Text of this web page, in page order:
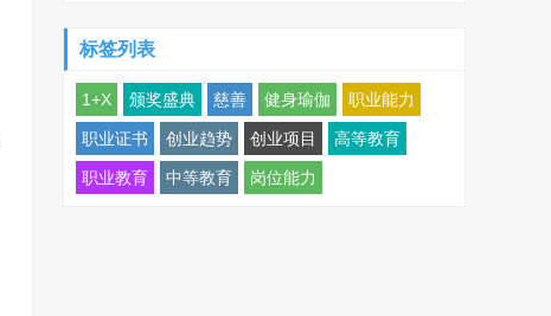
标签列表
1+X 颁奖盛典 慈善 健身瑜伽 职业能力
职业证书 创业趋势 创业项目 高等教育
职业教育 中等教育 岗位能力